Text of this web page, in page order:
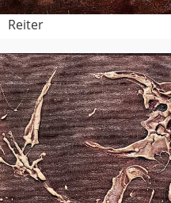
Reiter